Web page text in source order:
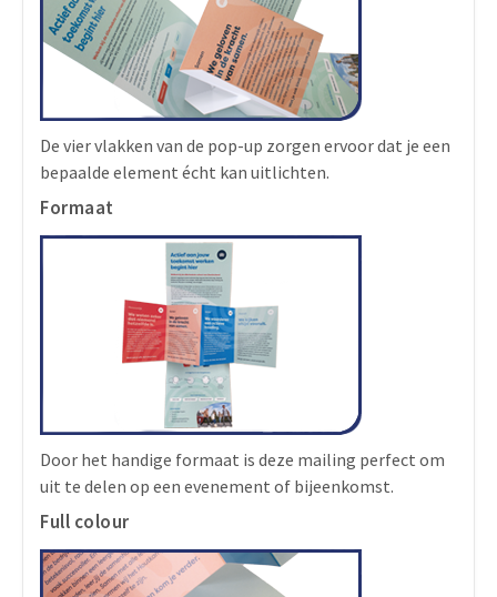
De vier vlakken van de pop-up zorgen ervoor dat je een
bepaalde element écht kan uitlichten.
Formaat
Door het handige formaat is deze mailing perfect om
uit te delen op een evenement of bijeenkomst.
Full colour